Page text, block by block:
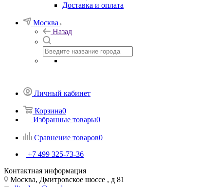
Доставка и оплата
Москва
Назад
Личный кабинет
Корзина0
Избранные товары0
Сравнение товаров0
+7 499 325-73-36
Контактная информация
Москва, Дмитровское шоссе , д 81